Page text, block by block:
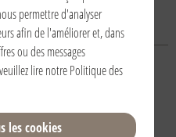
2010 2009 2008
di Mauritius /
de Maurice | Ile
permettre d'analyser
afin de l'améliorer et, dans
ou des messages
lire notrePolitique des
les cookies